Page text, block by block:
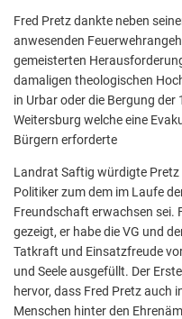
Fred Pretz dankte neben
anwesenden
gemeisterten
damaligen theologischen
in Urbar oder die Bergung
Weitersburg welche eine
Bürgern erforderte
Landrat Saftig würdigte Pretz
Politiker zum dem im Laufe
Freundschaft erwachsen sei.
gezeigt, er habe die VG und
Tatkraft und Einsatzfreude
und Seele ausgefüllt. Der
hervor, dass Fred Pretz auch
Menschen hinter den